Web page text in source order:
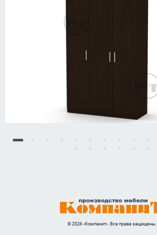
© 2026 «Компанит». Все права защищены.